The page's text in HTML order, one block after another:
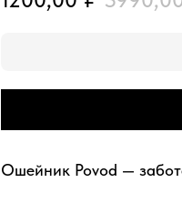
Ошейник Povod —